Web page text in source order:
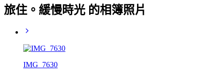
旅住。緩慢時光 的相簿照片
IMG_7630